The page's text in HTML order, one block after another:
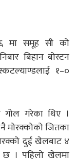
मा समूह सी को
बिहान बोस्टन
१–०
गोल गरेका थिए ।
मोरक्कोको जितका
दुई खेलबाट ४
छ । पहिलो खेलमा